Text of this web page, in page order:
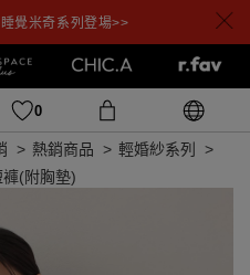
覺米奇系列登場>>
0
熱銷商品
輕婚紗系列
(附胸墊)